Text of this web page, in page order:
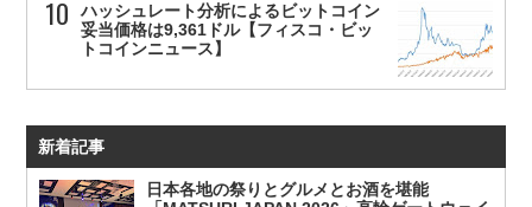
ハッシュレート分析によるビットコイン
妥当価格は9,361ドル【フィスコ・ビッ
トコインニュース】
新着記事
日本各地の祭りとグルメとお酒を堪能